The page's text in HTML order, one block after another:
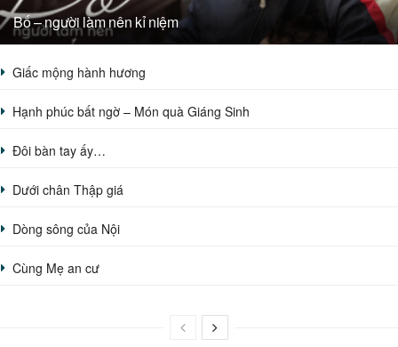
Bố – người làm nên kỉ niệm
Giấc mộng hành hương
Hạnh phúc bất ngờ – Món quà Giáng Sinh
Đôi bàn tay ấy…
Dưới chân Thập giá
Dòng sông của Nội
Cùng Mẹ an cư